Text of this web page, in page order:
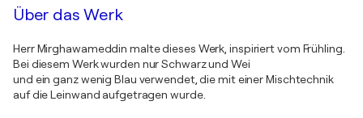
Über das Werk
Herr Mirghawameddin malte dieses Werk, inspiriert vom Frühling.
Bei diesem Werk wurden nur Schwarz und Wei
und ein ganz wenig Blau verwendet, die mit einer Mischtechnik
auf die Leinwand aufgetragen wurde.